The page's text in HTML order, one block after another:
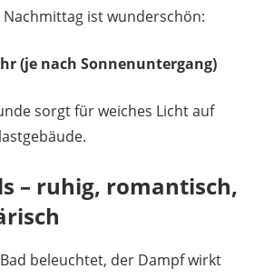
ist wunderschön:
(je nach Sonnenuntergang)
sorgt für weiches Licht auf
– ruhig, romantisch,
beleuchtet, der Dampf wirkt